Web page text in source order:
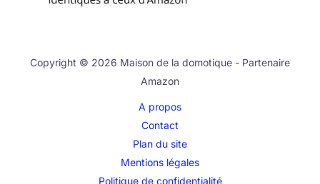
Copyright © 2026 Maison de la domotique - Partenaire
Amazon
A propos
Contact
Plan du site
Mentions légales
Politique de confidentialité